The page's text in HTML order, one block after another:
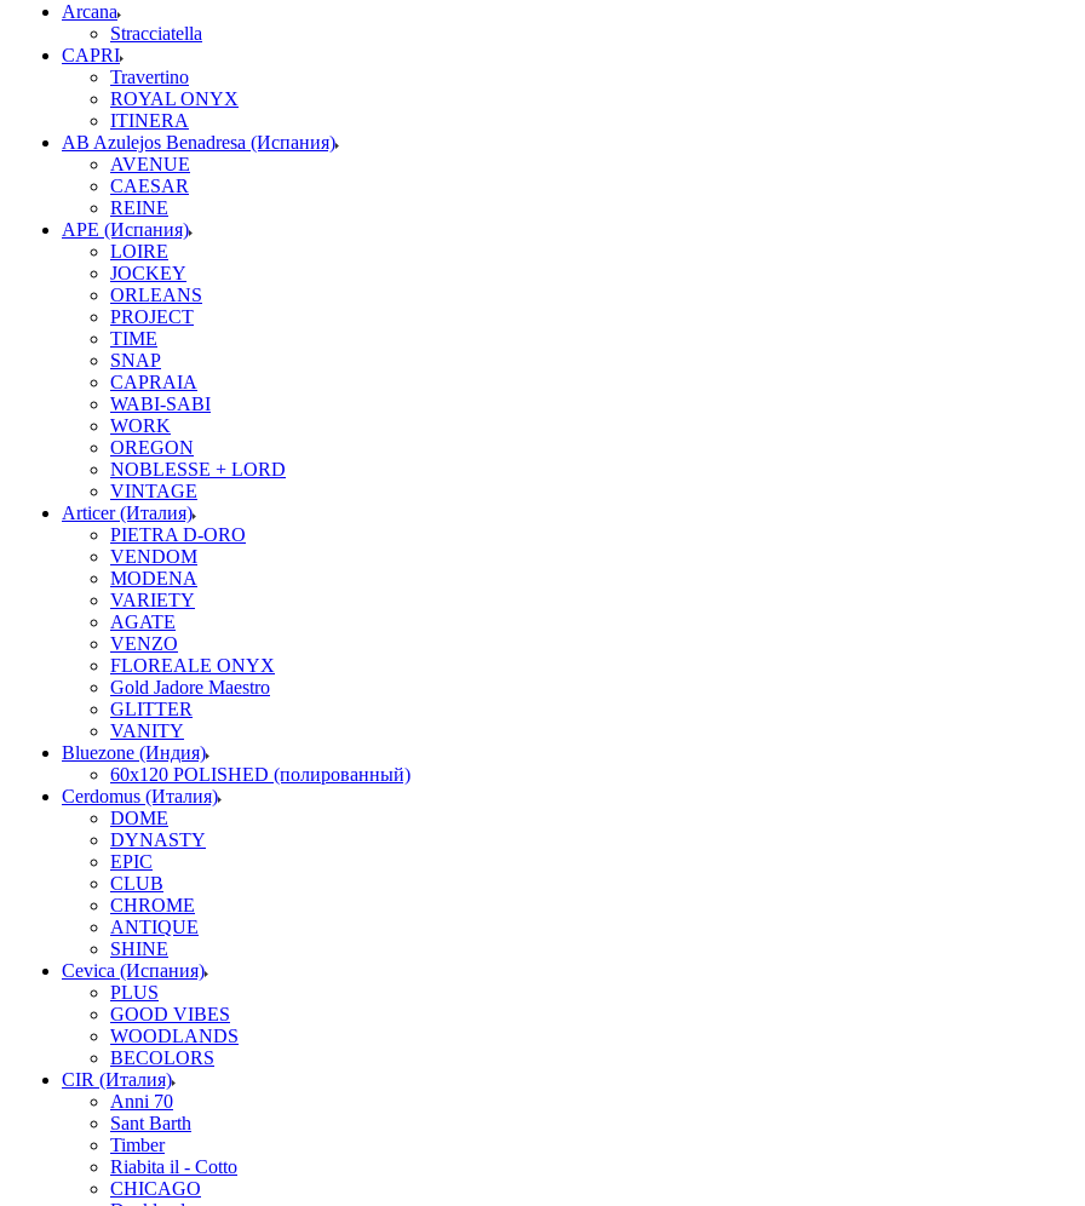
Arcana
Stracciatella
CAPRI
Travertino
ROYAL ONYX
ITINERA
AB Azulejos Benadresa (Испания)
AVENUE
CAESAR
REINE
APE (Испания)
LOIRE
JOCKEY
ORLEANS
PROJECT
TIME
SNAP
CAPRAIA
WABI-SABI
WORK
OREGON
NOBLESSE + LORD
VINTAGE
Articer (Италия)
PIETRA D-ORO
VENDOM
MODENA
VARIETY
AGATE
VENZO
FLOREALE ONYX
Gold Jadore Maestro
GLITTER
VANITY
Bluezone (Индия)
60х120 POLISHED (полированный)
Cerdomus (Италия)
DOME
DYNASTY
EPIC
CLUB
CHROME
ANTIQUE
SHINE
Cevica (Испания)
PLUS
GOOD VIBES
WOODLANDS
BECOLORS
CIR (Италия)
Anni 70
Sant Barth
Timber
Riabita il - Cotto
CHICAGO